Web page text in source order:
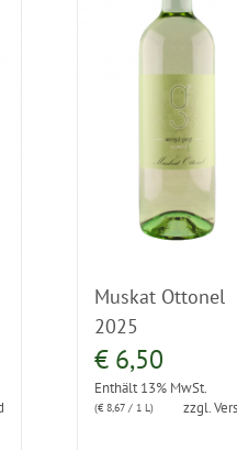
Muskat Ottonel
2025
€6,50
Enthält 13% MwSt.
(€8,67/ 1 L) zzgl.